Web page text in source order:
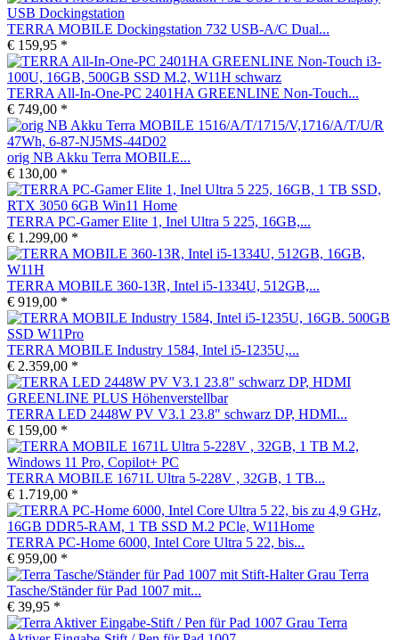
TERRA MOBILE Dockingstation 732 USB-A/C Dual...
€ 159,95 *
TERRA All-In-One-PC 2401HA GREENLINE Non-Touch...
€ 749,00 *
orig NB Akku Terra MOBILE...
€ 130,00 *
TERRA PC-Gamer Elite 1, Inel Ultra 5 225, 16GB,...
€ 1.299,00 *
TERRA MOBILE 360-13R, Intel i5-1334U, 512GB,...
€ 919,00 *
TERRA MOBILE Industry 1584, Intel i5-1235U,...
€ 2.359,00 *
TERRA LED 2448W PV V3.1 23.8" schwarz DP, HDMI...
€ 159,00 *
TERRA MOBILE 1671L Ultra 5-228V , 32GB, 1 TB...
€ 1.719,00 *
TERRA PC-Home 6000, Intel Core Ultra 5 22, bis...
€ 959,00 *
Terra
Tasche/Ständer für Pad 1007 mit...
€ 39,95 *
Terra